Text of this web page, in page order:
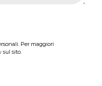
Per maggiori
sul sito.